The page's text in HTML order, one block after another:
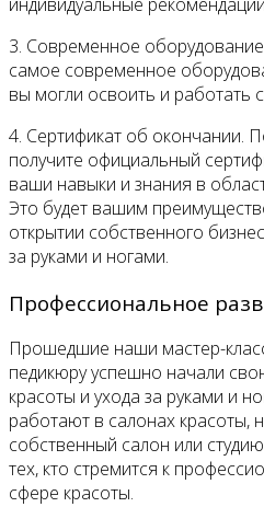
3. Современное
самое современное
вы могли освоить и работать
4. Сертификат об окончании.
получите официальный
ваши навыки и знания в
Это будет вашим
открытии собственного
за руками и ногами.
Профессиональное
Прошедшие наши мастер-
педикюру успешно начали
красоты и ухода за руками и
работают в салонах красоты,
собственный салон или
тех, кто стремится к
сфере красоты.